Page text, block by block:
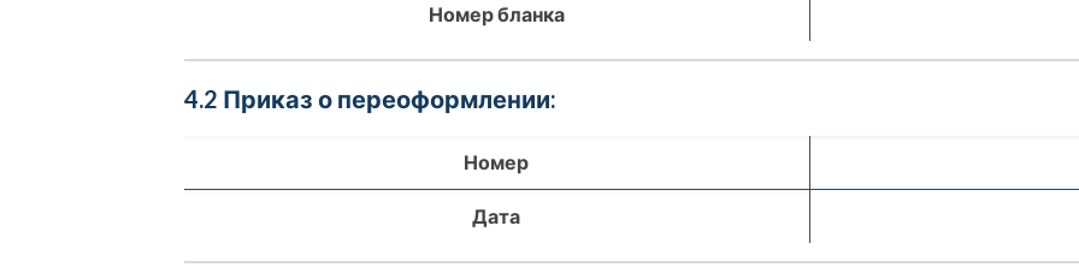
Номер бланка
4.2 Приказ о переоформлении:
Номер
Дата